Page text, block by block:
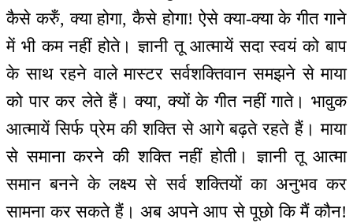
कैसे करुँ, क्या होगा, कैसे होगा! ऐसे क्या-क्या के गीत गाने
में भी कम नहीं होते। ज्ञानी तू आत्मायें सदा स्वयं को बाप
के साथ रहने वाले मास्टर सर्वशक्तिवान समझने से माया
को पार कर लेते हैं। क्या, क्यों के गीत नहीं गाते। भावुक
आत्मायें सिर्फ प्रेम की शक्ति से आगे बढ़ते रहते हैं। माया
से समाना करने की शक्ति नहीं होती। ज्ञानी तू आत्मा
समान बनने के लक्ष्य से सर्व शक्तियों का अनुभव कर
सामना कर सकते हैं। अब अपने आप से पूछो कि मैं कौन!